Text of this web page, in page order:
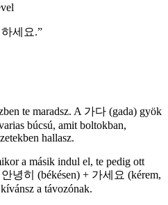
세요.”
te maradsz. A 가다 (gada) gyök
búcsú, amit boltokban,
hallasz.
a másik indul el, te pedig ott
안녕히 (békésen) + 가세요 (kérem,
a távozónak.